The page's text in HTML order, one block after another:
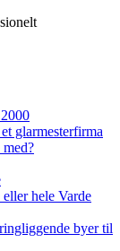
glarmesterfirma
hele Varde
byer til